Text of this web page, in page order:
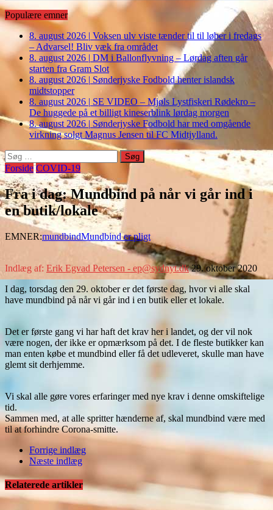
Populære emner
8. august 2026 | Voksen ulv viste tænder til til løber i fredags
– Advarsel! Bliv væk fra området
8. august 2026 | DM i Ballonflyvning – Lørdag aften går
starten fra Gram Slot
8. august 2026 | Sønderjyske Fodbold henter islandsk
midtstopper
8. august 2026 | SE VIDEO – Mjøls Lystfiskeri Rødekro –
De huggede på et billigt kineserblink lørdag morgen
8. august 2026 | Sønderjyske Fodbold har med omgående
virkning solgt Magnus Jensen til FC Midtjylland.
Søg
efter:
Forside COVID-19
Fra i dag: Mundbind på når vi går ind i
en butik/lokale
EMNER:mundbindMundbind er pligt
Indlæg af: Erik Egvad Petersen - ep@sydnyt.dk 29. oktober 2020
I dag, torsdag den 29. oktober er det første dag, hvor vi alle skal
have mundbind på når vi går ind i en butik eller et lokale.
Det er første gang vi har haft det krav her i landet, og der vil nok
være nogen, der ikke er opmærksom på det. I de fleste butikker kan
man enten købe et mundbind eller få det udleveret, skulle man have
glemt sit derhjemme.
Vi skal alle gøre vores erfaringer med nye krav i denne omskiftelige
tid.
Sammen med, at alle spritter hænderne af, skal mundbind være med
til at forhindre Corona-smitte.
Forrige indlæg
Næste indlæg
Relaterede artikler